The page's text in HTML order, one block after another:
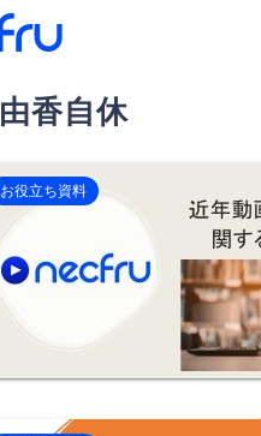
由香自休
お役立ち資料